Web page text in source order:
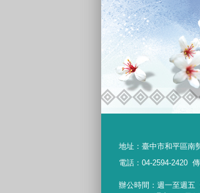
地址： 臺中市和平區南
電話：04-2594-2420
辦公時間：週一至週五